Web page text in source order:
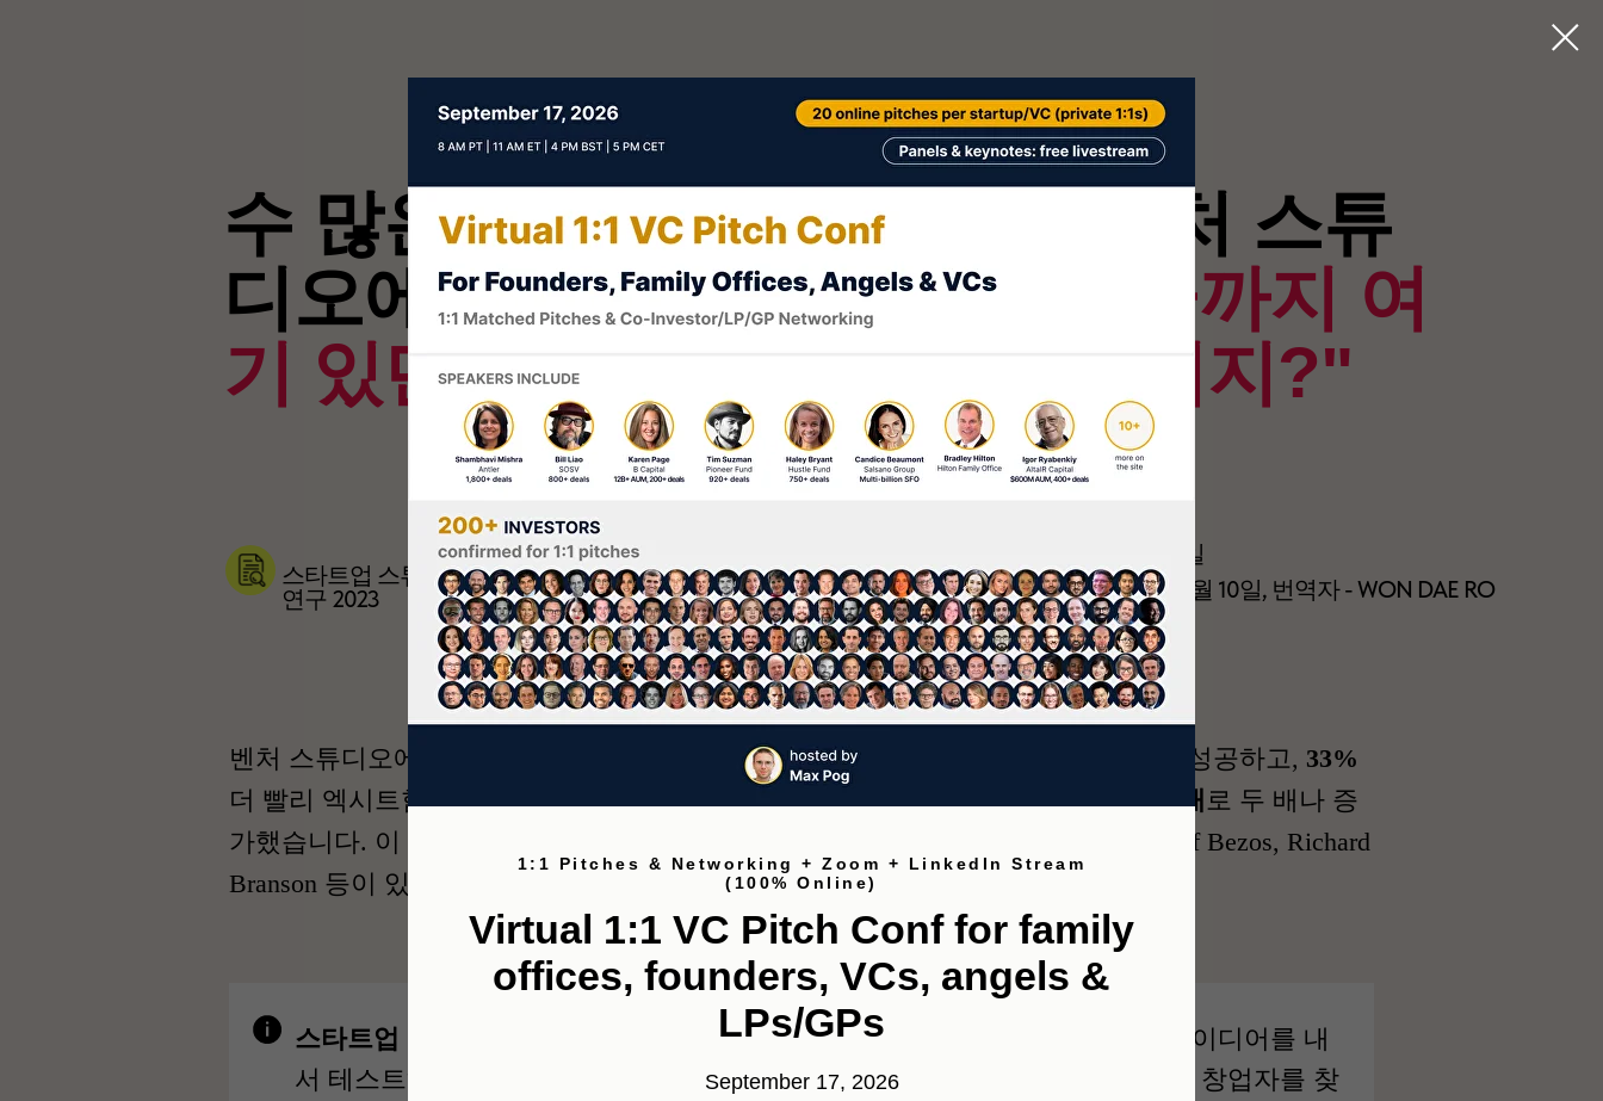
수 많은 스타트업 스튜디오. 벤처 스튜
디오에 대한 흥분과 비판:
"방금까지 여
기 있던 500만불은 다 어디 간거지?"
저자: Max Pog
스타트업 스튜디오에 대한 대규모
연구 2023
날짜: 2023년 9월 4일
번역 날짜: 2024년 2월 10일, 번역자 - WON DAE RO
벤처 스튜디오에서 창업한 스타트업은 기존 스타트업보다 2배 더 빨리 시드 펀딩에 성공하고, 33%
더 빨리 엑시트합니다.또한2018년부터 2023년까지 스타트업 스튜디오의 수는877개 로 두 배나 증
가했습니다. 이 분야에서 오랫동안 활약한 선수로는 Peter Thiel, Marc Andreessen, Jeff Bezos, Richard
Branson 등이 있습니다.
스타트업 스튜디오
는 처음부터 반복적으로 스타트업을 만드는 조직입니다. 아이디어를 내
서 테스트하고, 투자하고, 다양한 프로젝트에 리소스와 팀을 할당하고, 또 공동 창업자를 찾
1:1 Pitches & Networking + Zoom + LinkedIn Stream
(100% Online)
Virtual 1:1 VC Pitch Conf for family
offices, founders, VCs, angels &
LPs/GPs
September 17, 2026